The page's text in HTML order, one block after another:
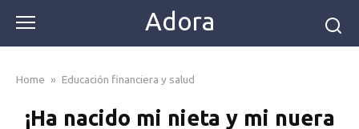
content
Adora
Home » Educación financiera y salud
¡Ha nacido mi nieta y mi nuera